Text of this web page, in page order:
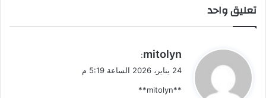
تعليق واحد
ي
ق
ل
mitolyn
:
24 يناير، 2026 الساعة 5:19 م
**mitolyn**